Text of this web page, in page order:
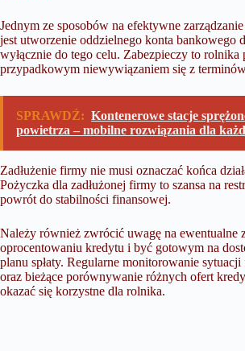
Jednym ze sposobów na efektywne zarządzanie
jest utworzenie oddzielnego konta bankowego
wyłącznie do tego celu. Zabezpieczy to rolnika
przypadkowym niewywiązaniem się z terminów
SPRAWDŹ: Kontenerowe stacje
powietrza – mobilne rozwiązania dla
Zadłużenie firmy nie musi oznaczać końca
Pożyczka dla zadłużonej firmy to szansa na
powrót do stabilności finansowej.
Należy również zwrócić uwagę na ewentualne
oprocentowaniu kredytu i być gotowym na
planu spłaty. Regularne monitorowanie
oraz bieżące porównywanie różnych ofert
okazać się korzystne dla rolnika.